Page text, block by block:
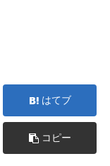
はてブ
コピー